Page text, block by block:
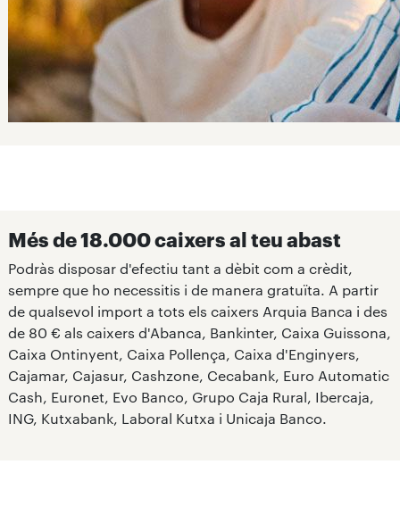
Més de 18.000 caixers al teu abast
Podràs disposar d'efectiu tant a dèbit com a crèdit,
sempre que ho necessitis i de manera gratuïta. A partir
de qualsevol import a tots els caixers Arquia Banca i des
de 80 € als caixers d'Abanca, Bankinter, Caixa Guissona,
Caixa Ontinyent, Caixa Pollença, Caixa d'Enginyers,
Cajamar, Cajasur, Cashzone, Cecabank, Euro Automatic
Cash, Euronet, Evo Banco, Grupo Caja Rural, Ibercaja,
ING, Kutxabank, Laboral Kutxa i Unicaja Banco.